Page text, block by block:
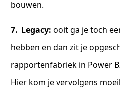
bouwen.
Legacy: ooit ga je toch
hebben en dan zit je
rapportenfabriek in Power
Hier kom je vervolgens